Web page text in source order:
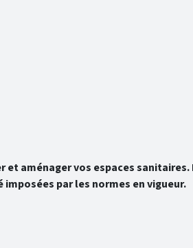
aménager vos espaces
par les normes en vigueur.